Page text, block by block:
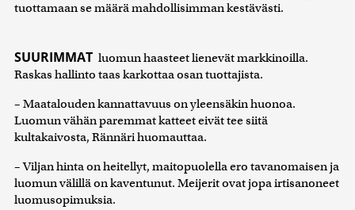
tuottamaan se määrä mahdollisimman kestävästi.
SUURIMMAT luomun haasteet lienevät markkinoilla.
Raskas hallinto taas karkottaa osan tuottajista.
– Maatalouden kannattavuus on yleensäkin huonoa.
Luomun vähän paremmat katteet eivät tee siitä
kultakaivosta, Rännäri huomauttaa.
– Viljan hinta on heitellyt, maitopuolella ero tavanomaisen ja
luomun välillä on kaventunut. Meijerit ovat jopa irtisanoneet
luomusopimuksia.